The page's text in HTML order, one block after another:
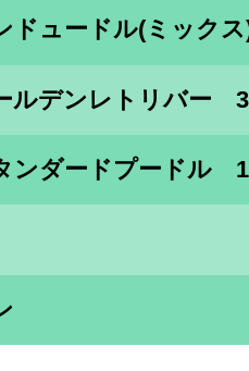
ドュードル(ミック
ルデンレトリバー
ンダードプードル